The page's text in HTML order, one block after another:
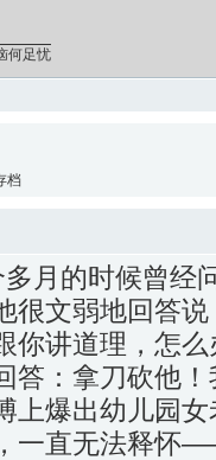
何足忧
档
月的时候曾经
很文弱地回答
你讲道理，怎
答：拿刀砍他！
上爆出幼儿园
一直无法释怀